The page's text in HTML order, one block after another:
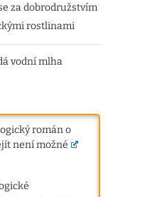
za dobrodružstvím
rostlinami
vodní mlha
román o
není možné